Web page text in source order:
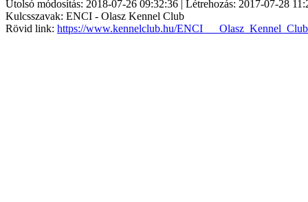
Utolsó módosítás: 2018-07-26 09:32:36 | Létrehozás: 2017-07-28
Kulcsszavak: ENCI - Olasz Kennel Club
Rövid link: https://www.kennelclub.hu/ENCI___Olasz_Kennel_Club